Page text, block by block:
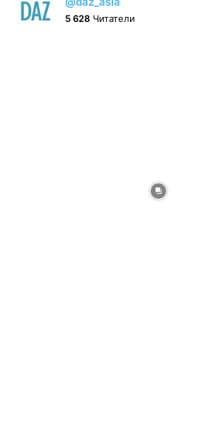
5 628 Читатели